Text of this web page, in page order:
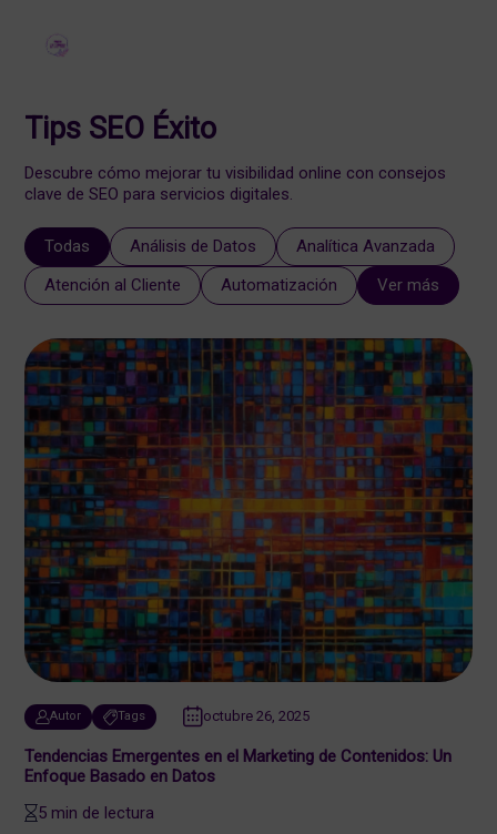
Tips SEO Éxito
Descubre cómo mejorar tu visibilidad online con consejos
clave de SEO para servicios digitales.
Todas Análisis de Datos
Analítica Avanzada
Atención al Cliente
Automatización Ver más
Autor Tags octubre 26, 2025
Tendencias Emergentes en el Marketing de Contenidos: Un
Enfoque Basado en Datos
5 min de lectura